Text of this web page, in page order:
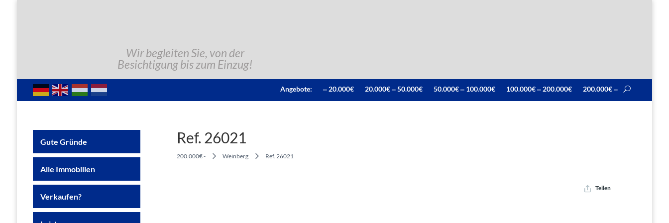
Wir begleiten Sie, von der
Besichtigung bis zum Einzug!
Angebote: ‒ 20.000€ 20.000€ ‒ 50.000€ 50.000€ ‒ 100.000€ 100.000€ ‒ 200.000€ 200.000€ ‒
Ref. 26021
200.000€ - Weinberg Ref. 26021
Teilen
Gute Gründe
Alle Immobilien
Verkaufen?